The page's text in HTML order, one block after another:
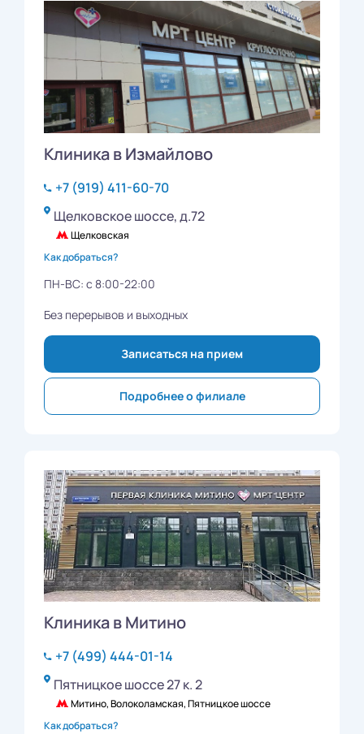
Клиника в Измайлово
+7 (919) 411-60-70
Щелковское шоссе, д.72
Щелковская
Как добраться?
ПН-ВС: с 8:00-22:00
Без перерывов и выходных
Записаться на прием
Подробнее о филиале
Клиника в Митино
+7 (499) 444-01-14
Пятницкое шоссе 27 к. 2
Митино, Волоколамская, Пятницкое шоссе
Как добраться?